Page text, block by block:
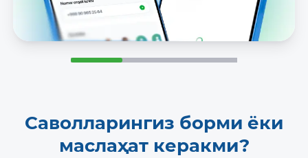
Саволларингиз борми ёки
маслаҳат керакми?